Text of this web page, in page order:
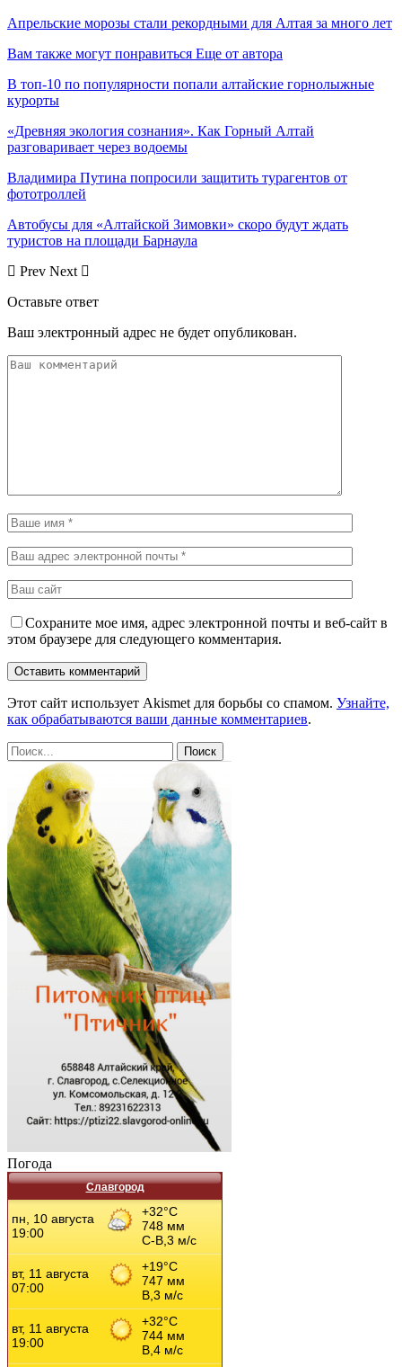
Апрельские морозы стали рекордными для Алтая за много лет
Вам также могут понравиться Еще от автора
В топ-10 по популярности попали алтайские горнолыжные
курорты
«Древняя экология сознания». Как Горный Алтай
разговаривает через водоемы
Владимира Путина попросили защитить турагентов от
фототроллей
Автобусы для «Алтайской Зимовки» скоро будут ждать
туристов на площади Барнаула
Prev Next
Оставьте ответ
Ваш электронный адрес не будет опубликован.
Сохраните мое имя, адрес электронной почты и веб-сайт в
этом браузере для следующего комментария.
Этот сайт использует Akismet для борьбы со спамом. Узнайте,
как обрабатываются ваши данные комментариев.
Погода
Славгород